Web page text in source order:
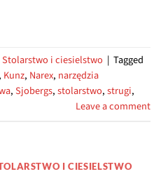
Stolarstwo i ciesielstwo | Tagged
, Kunz, Narex, narzędzia
,Sjobergs,stolarstwo,strugi,
Leave a comment
I CIESIELSTWO